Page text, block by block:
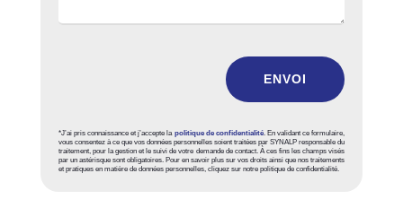
ENVOI
*J’ai pris connaissance et j’accepte la politique de confidentialité. En validant ce formulaire,
vous consentez à ce que vos données personnelles soient traitées par SYNALP responsable du
traitement, pour la gestion et le suivi de votre demande de contact. À ces fins les champs visés
par un astérisque sont obligatoires. Pour en savoir plus sur vos droits ainsi que nos traitements
et pratiques en matière de données personnelles, cliquez sur notre politique de confidentialité.